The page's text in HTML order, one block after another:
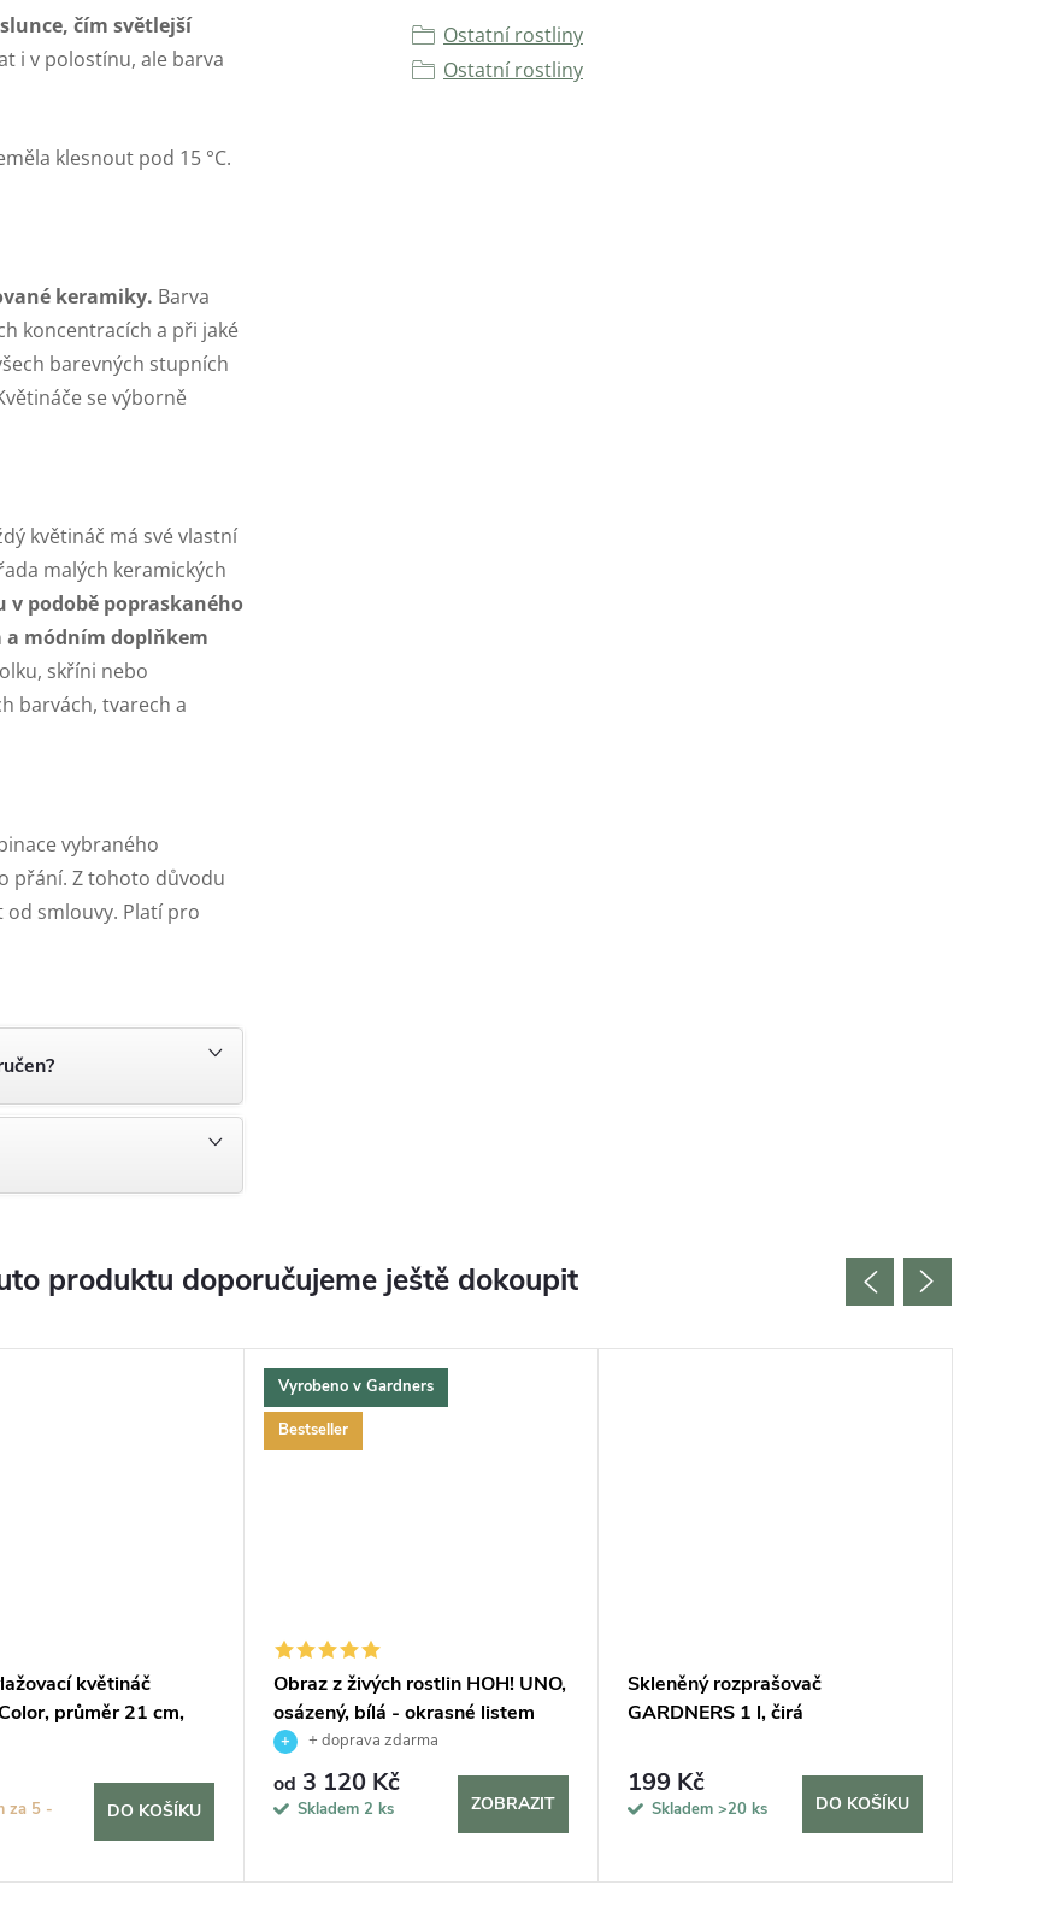
čím světlejší
i v polostínu, ale barva
klesnout pod 15 °C.
keramiky. Barva
koncentracích a při jaké
barevných stupních
se výborně
květináč má své vlastní
malých keramických
v podobě popraskaného
a módním doplňkem
skříni nebo
barvách, tvarech a
vybraného
přání. Z tohoto důvodu
od smlouvy. Platí pro
Ostatní rostliny
Ostatní rostliny
produktu doporučujeme ještě dokoupit
květináč
průměr 21 cm,
za 5 -
DO KOŠÍKU
Vyrobeno v Gardners
Bestseller
Obraz z živých rostlin HOH! UNO,
osázený, bílá - okrasné listem
+ doprava zdarma
od 3 120 Kč
Skladem 2 ks ZOBRAZIT
Skleněný rozprašovač
GARDNERS 1 l, čirá
199 Kč
Skladem >20 ks DO KOŠÍKU